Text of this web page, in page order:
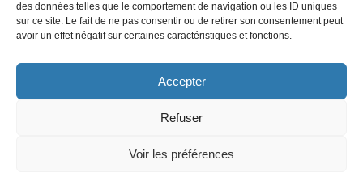
des données telles que le comportement de navigation ou les ID uniques
sur ce site. Le fait de ne pas consentir ou de retirer son consentement peut
avoir un effet négatif sur certaines caractéristiques et fonctions.
Accepter
Refuser
Voir les préférences
 Service Jeunesse
Mentions légales & Confidentialité